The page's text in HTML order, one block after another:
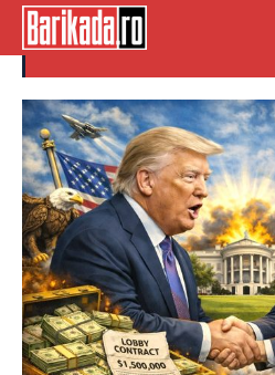
consiliul pentru Pace